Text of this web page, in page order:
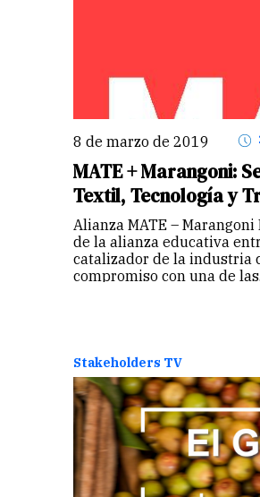
8 de marzo de 2019
MATE + Marangoni:
Textil, Tecnología y
Alianza MATE –
de la alianza educativa
catalizador de la industria
compromiso con una de
Stakeholders TV